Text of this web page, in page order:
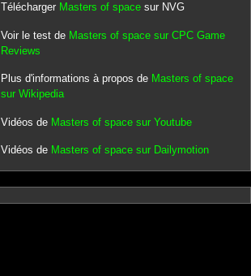
Télécharger Masters of spacesur NVG
Voir le test de Masters of space sur CPC Game
Reviews
Plus d'informations à propos de Masters of space
sur Wikipedia
Vidéos de Masters of space sur Youtube
Vidéos de Masters of space sur Dailymotion